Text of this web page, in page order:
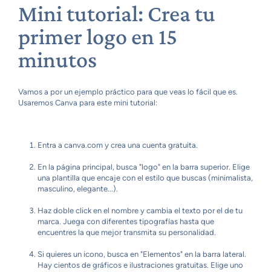
Mini tutorial: Crea tu
primer logo en 15
minutos
Vamos a por un ejemplo práctico para que veas lo fácil que es.
Usaremos Canva para este mini tutorial:
Entra a canva.com y crea una cuenta gratuita.
En la página principal, busca "logo" en la barra superior. Elige
una plantilla que encaje con el estilo que buscas (minimalista,
masculino, elegante...).
Haz doble click en el nombre y cambia el texto por el de tu
marca. Juega con diferentes tipografías hasta que
encuentres la que mejor transmita su personalidad.
Si quieres un icono, busca en "Elementos" en la barra lateral.
Hay cientos de gráficos e ilustraciones gratuitas. Elige uno